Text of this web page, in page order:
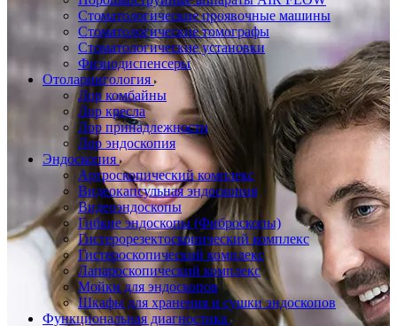
Стоматологические проявочные машины
Стоматологические томографы
Стоматологические установки
Физиодиспенсеры
Отоларингология
Лор комбайны
Лор кресла
Лор принадлежности
Лор эндоскопия
Эндоскопия
Артроскопический комплекс
Видеокапсульная эндоскопия
Видеоэндоскопы
Гибкие эндоскопы (Фиброcкопы)
Гистерорезектоскопический комплекс
Гистероскопический комплекс
Лапароскопический комплекс
Мойки для эндоскопов
Шкафы для хранения и сушки эндоскопов
Функциональная диагностика